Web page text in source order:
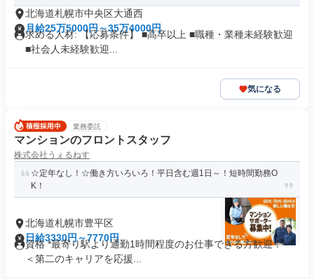
北海道札幌市中央区大通西
月給25万5000円～35万4000円
求める人材: 【応募条件】 ■高卒以上 ■職種・業種未経験歓迎
■社会人未経験歓迎...
気になる
業務委託
マンションのフロントスタッフ
株式会社うぇるねす
☆定年なし！☆働き方いろいろ！平日含む週1日～！短時間勤務O
K！
北海道札幌市豊平区
日給3330円～7770円
資格 *最寄り駅より通勤1時間程度のお仕事できる方歓迎！* *
＜第二のキャリアを応援...